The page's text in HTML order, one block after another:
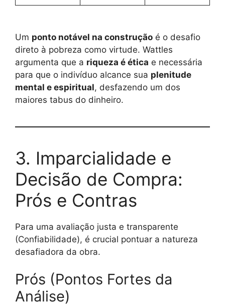
Um ponto notável na construção é o desafio
direto à pobreza como virtude. Wattles
argumenta que a riqueza é ética e necessária
para que o indivíduo alcance sua plenitude
mental e espiritual, desfazendo um dos
maiores tabus do dinheiro.
3. Imparcialidade e
Decisão de Compra:
Prós e Contras
Para uma avaliação justa e transparente
(Confiabilidade), é crucial pontuar a natureza
desafiadora da obra.
Prós (Pontos Fortes da
Análise)